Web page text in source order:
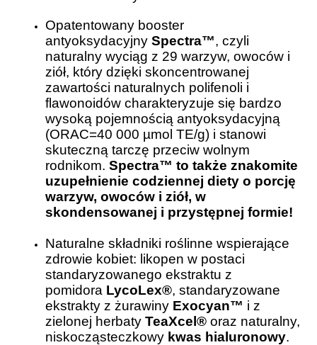
Opatentowany booster
antyoksydacyjny Spectra™, czyli
naturalny wyciąg z 29 warzyw, owoców i
ziół, który dzięki skoncentrowanej
zawartości naturalnych polifenoli i
flawonoidów charakteryzuje się bardzo
wysoką pojemnością antyoksydacyjną
(ORAC=40 000 µmol TE/g) i stanowi
skuteczną tarczę przeciw wolnym
rodnikom. Spectra™ to także znakomite
uzupełnienie codziennej diety o porcję
warzyw, owoców i ziół, w
skondensowanej i przystępnej formie!
Naturalne składniki roślinne wspierające
zdrowie kobiet: likopen w postaci
standaryzowanego ekstraktu z
pomidora LycoLex®, standaryzowane
ekstrakty z żurawiny Exocyan™ i z
zielonej herbaty TeaXcel® oraz naturalny,
niskocząsteczkowy kwas hialuronowy.